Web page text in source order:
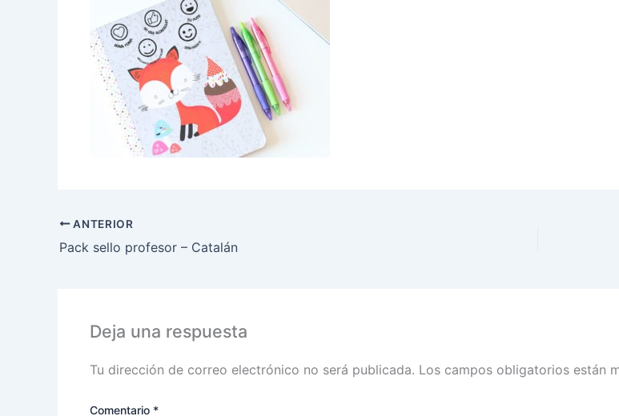
ANTERIOR
Pack sello profesor – Catalán
Deja una respuesta
Tu dirección de correo electrónico no será publicada. Los campos obligatorios están
Comentario *